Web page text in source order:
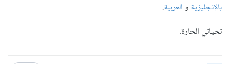
بالإنجليزيةوالعربية.
تحياتي الحارة.